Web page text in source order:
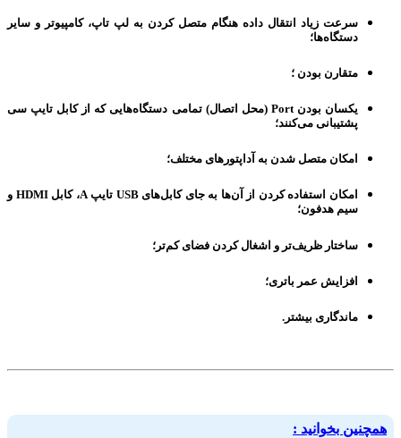
سرعت زیاد انتقال داده هنگام متصل کردن به لپ تاپ، کامپیوتر و سایر
دستگاه‌ها؛
متقارن بودن ؛
یکسان بودن Port (محل اتصال) تمامی دستگاه‌هایی که از کابل تایپ سی
پشتیبانی می‌کنند؛
امکان متصل شدن به آداپتورهای مختلف؛
امکان استفاده کردن از آن‌ها به جای کابل‌های USB تایپ A، کابل HDMI و
سیم هدفون؛
ساختار ظریف‌تر و اشغال کردن فضای کم‌تر؛
افزایش عمر باتری؛
ماندگاری بیشتر.
همچنین بخوانید :